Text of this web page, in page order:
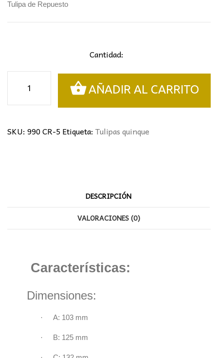
Tulipa de Repuesto
Cantidad:
cantidad
AÑADIR AL CARRITO
SKU: 990 CR-5 Etiqueta: Tulipas quinque
DESCRIPCIÓN
VALORACIONES (0)
Características:
Dimensiones:
· A: 103 mm
· B: 125 mm